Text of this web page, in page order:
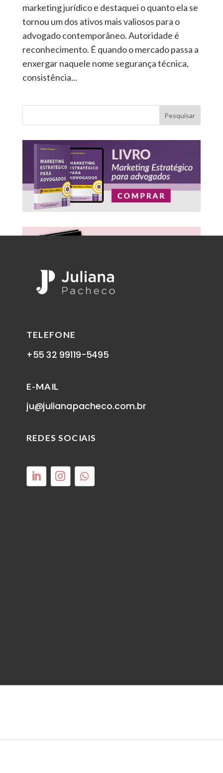
marketing jurídico e destaquei o quanto ela se
tornou um dos ativos mais valiosos para o
advogado contemporâneo. Autoridade é
reconhecimento. É quando o mercado passa a
enxergar naquele nome segurança técnica,
consistência...
Pesquisar
TELEFONE
+55 32 99119-5495
E-MAIL
ju@julianapacheco.com.br
REDES SOCIAIS